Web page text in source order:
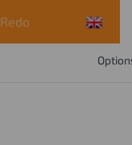
Redo